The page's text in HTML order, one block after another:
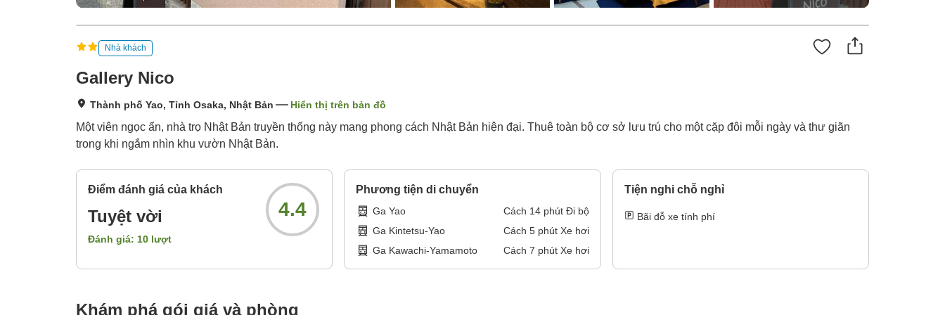
Nhà khách
Gallery Nico
Thành phố Yao, Tỉnh Osaka, Nhật Bản Hiển thị trên bản đồ
Một viên ngọc ẩn, nhà trọ Nhật Bản truyền thống này mang phong cách Nhật Bản hiện đại. Thuê toàn bộ cơ sở lưu trú cho một cặp đôi mỗi ngày và thư giãn
trong khi ngắm nhìn khu vườn Nhật Bản.
Điểm đánh giá của khách
Tuyệt vời
Đánh giá: 10 lượt
4.4
Phương tiện di chuyển
Ga Yao Cách 14phút Đi bộ
Ga Kintetsu-Yao
Cách 5phút Xe hơi
Ga Kawachi-Yamamoto
Cách 7 phút Xe hơi
Tiện nghi chỗ nghỉ
Bãi đỗ xe tính phí
Khám phá gói giá và phòng